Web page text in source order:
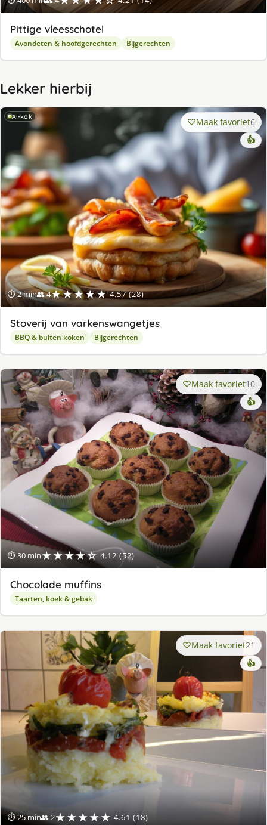
Pittige vleesschotel
Avondeten & hoofdgerechten Bijgerechten
Lekker hierbij
AI-kok
⏱ 2 min👥 4★★★★★ 4.57 (28)
Maak favoriet6
👍
Stoverij van varkenswangetjes
BBQ & buiten koken Bijgerechten
⏱ 30 min★★★★☆ 4.12 (52)
Maak favoriet10
👍
Chocolade muffins
Taarten, koek & gebak
⏱ 25 min👥 2★★★★★ 4.61 (18)
Maak favoriet21
👍